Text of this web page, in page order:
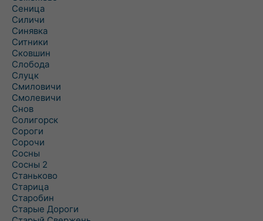
Сеница
Силичи
Синявка
Ситники
Сковшин
Слобода
Слуцк
Смиловичи
Смолевичи
Снов
Солигорск
Сороги
Сорочи
Сосны
Сосны 2
Станьково
Старица
Старобин
Старые Дороги